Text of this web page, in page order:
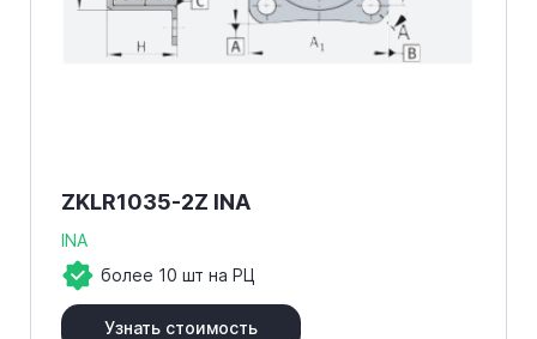
ZKLR1035-2Z INA
INA
более 10 шт на РЦ
Узнать стоимость